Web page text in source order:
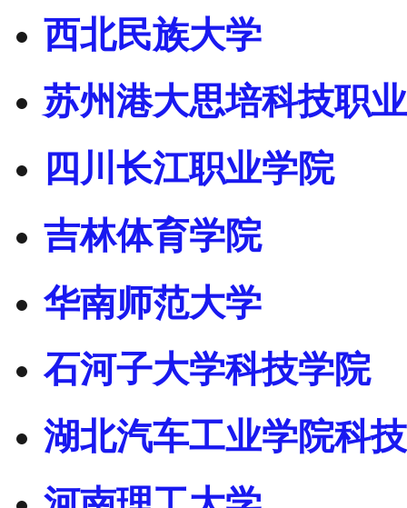
西北民族大学
苏州港大思培科技职
四川长江职业学院
吉林体育学院
华南师范大学
石河子大学科技学院
湖北汽车工业学院科